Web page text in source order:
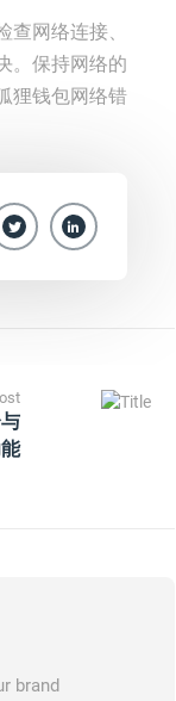
网络连接、
。保持网络的
狸钱包网络错
brand